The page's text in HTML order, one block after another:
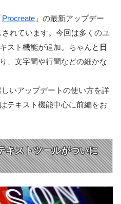
Procreate 」の最新アップデー
されています。今回は多くのユ
スト機能が追加。ちゃんと 日
、文字間や行間などの細かな
いアップデートの使い方を詳
テキスト機能中心に前編をお
キストツールがついに